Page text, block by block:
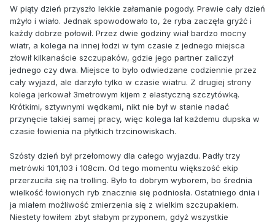
W piąty dzień przyszło lekkie załamanie pogody. Prawie cały dzień
mżyło i wiało. Jednak spowodowało to, że ryba zaczęła gryźć i
każdy dobrze połowił. Przez dwie godziny wiał bardzo mocny
wiatr, a kolega na innej łodzi w tym czasie z jednego miejsca
złowił kilkanaście szczupaków, gdzie jego partner zaliczył
jednego czy dwa. Miejsce to było odwiedzane codziennie przez
cały wyjazd, ale darzyło tylko w czasie wiatru. Z drugiej strony
kolega jerkował 3metrowym kijem z elastyczną szczytówką.
Krótkimi, sztywnymi wędkami, nikt nie był w stanie nadać
przynęcie takiej samej pracy, więc kolega lał każdemu dupska w
czasie łowienia na płytkich trzcinowiskach.
Szósty dzień był przełomowy dla całego wyjazdu. Padły trzy
metrówki 101,103 i 108cm. Od tego momentu większość ekip
przerzuciła się na trolling. Było to dobrym wyborem, bo średnia
wielkość łowionych ryb znacznie się podniosła. Ostatniego dnia i
ja miałem możliwość zmierzenia się z wielkim szczupakiem.
Niestety łowiłem zbyt słabym przyponem, gdyż wszystkie